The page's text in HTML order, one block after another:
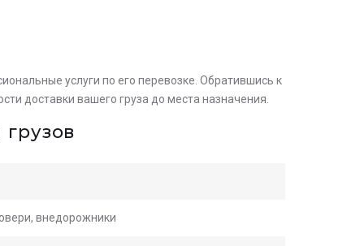
услуги по его перевозке. Обратившись к
доставки вашего груза до места назначения.
внедорожники